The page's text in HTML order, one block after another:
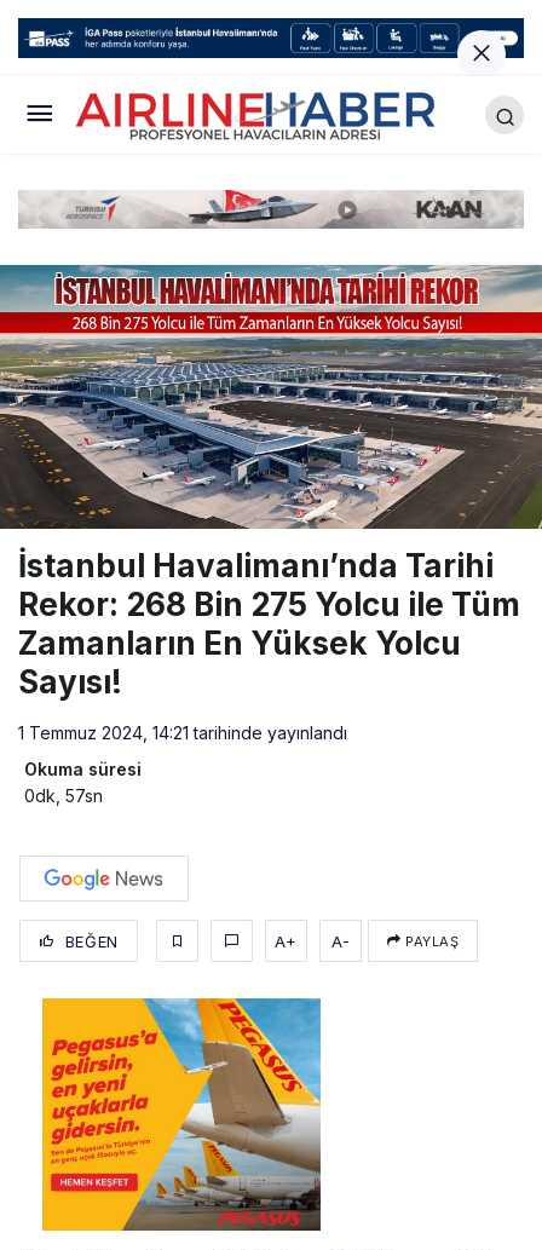
İstanbul Havalimanı’nda Tarihi
Rekor: 268 Bin 275 Yolcu ile Tüm
Zamanların En Yüksek Yolcu
Sayısı!
1 Temmuz 2024, 14:21 tarihinde yayınlandı
Okuma süresi
0dk, 57sn
BEĞEN A+ A- PAYLAŞ